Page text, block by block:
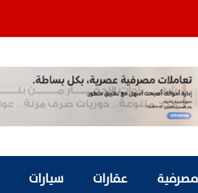
عقارات سيارات